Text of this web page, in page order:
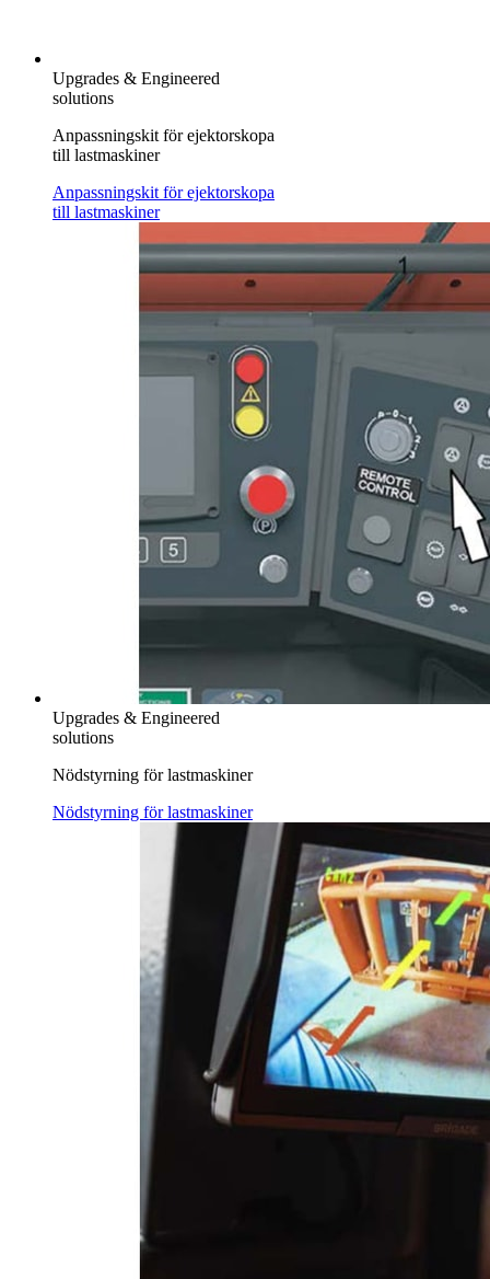
Upgrades & Engineered
solutions
Anpassningskit för ejektorskopa
till lastmaskiner
Anpassningskit för ejektorskopa
till lastmaskiner
Upgrades & Engineered
solutions
Nödstyrning för lastmaskiner
Nödstyrning för lastmaskiner